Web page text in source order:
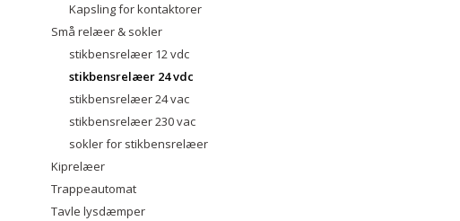
Kapsling for kontaktorer
Små relæer & sokler
stikbensrelæer 12 vdc
stikbensrelæer 24 vdc
stikbensrelæer 24 vac
stikbensrelæer 230 vac
sokler for stikbensrelæer
Kiprelæer
Trappeautomat
Tavle lysdæmper